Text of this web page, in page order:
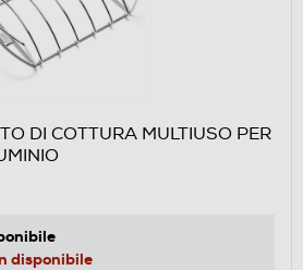
DI COTTURA MULTIUSO PER
disponibile